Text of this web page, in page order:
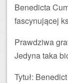
Benedicta
fascynującej
Prawdziwa
Jedyna taka
Tytuł: